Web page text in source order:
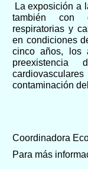
La exposición a
también con
respiratorias y
en condiciones
cinco años, los
preexistencia
contaminación
Coordinadora
Para más